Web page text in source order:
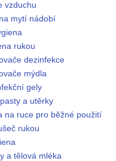
vzduchu
mytí nádobí
rukou
dezinfekce
mýdla
gely
a utěrky
na ruce pro běžné použití
rukou
a tělová mléka